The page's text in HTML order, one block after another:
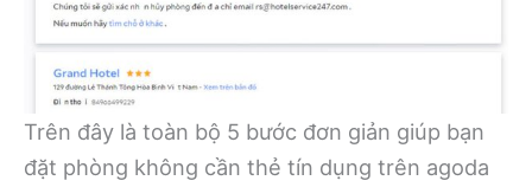
Trên đây là toàn bộ 5 bước đơn giản giúp bạn
đặt phòng không cần thẻ tín dụng trên agoda